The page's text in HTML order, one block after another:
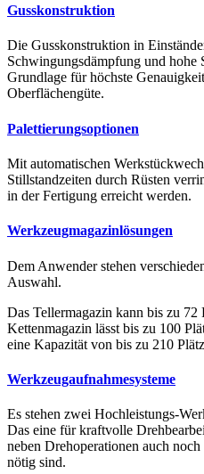
Gusskonstruktion
Die Gusskonstruktion in
Schwingungsdämpfung und hohe
Grundlage für höchste
Oberflächengüte.
Palettierungsoptionen
Mit automatischen
Stillstandzeiten durch Rüsten
in der Fertigung erreicht werden.
Werkzeugmagazinlösungen
Dem Anwender stehen
Auswahl.
Das Tellermagazin kann bis zu 72
Kettenmagazin lässt bis zu 100
eine Kapazität von bis zu 210
Werkzeugaufnahmesysteme
Es stehen zwei Hochleistungs-
Das eine für kraftvolle
neben Drehoperationen auch
nötig sind.